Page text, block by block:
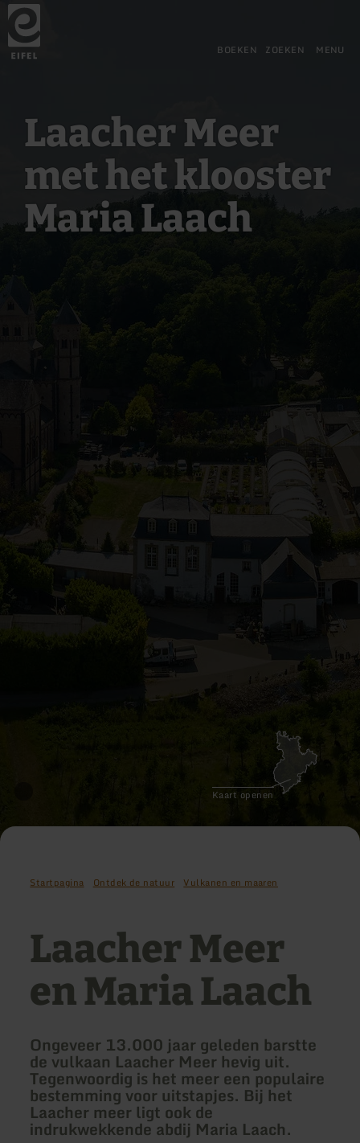
Terug
naar
de
startpagina
BOEKEN ZOEKEN MENU
Kaart openen
Laacher Meer
met het klooster
Maria Laach
Startpagina Ontdek de natuur Vulkanen en maaren
Laacher Meer
en Maria Laach
Ongeveer 13.000 jaar geleden barstte
de vulkaan Laacher Meer hevig uit.
Tegenwoordig is het meer een populaire
bestemming voor uitstapjes. Bij het
Laacher meer ligt ook de
indrukwekkende abdij Maria Laach.